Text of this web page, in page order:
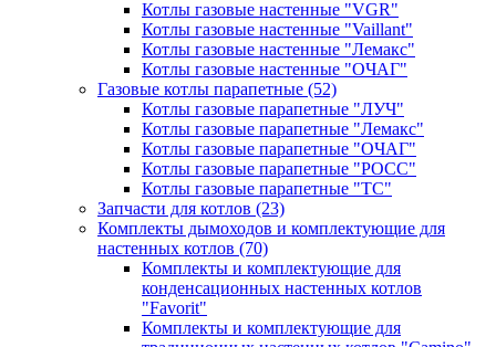
Котлы газовые настенные "VGR"
Котлы газовые настенные "Vaillant"
Котлы газовые настенные "Лемакс"
Котлы газовые настенные "ОЧАГ"
Газовые котлы парапетные (52)
Котлы газовые парапетные "ЛУЧ"
Котлы газовые парапетные "Лемакс"
Котлы газовые парапетные "ОЧАГ"
Котлы газовые парапетные "РОСС"
Котлы газовые парапетные "ТС"
Запчасти для котлов (23)
Комплекты дымоходов и комплектующие для
настенных котлов (70)
Комплекты и комплектующие для
конденсационных настенных котлов
"Favorit"
Комплекты и комплектующие для